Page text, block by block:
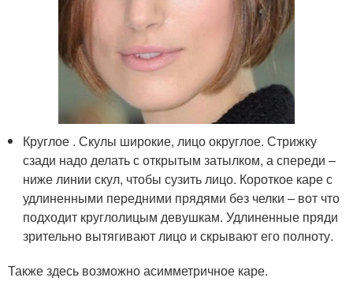
Круглое . Скулы широкие, лицо округлое. Стрижку
сзади надо делать с открытым затылком, а спереди –
ниже линии скул, чтобы сузить лицо. Короткое каре с
удлиненными передними прядями без челки – вот что
подходит круглолицым девушкам. Удлиненные пряди
зрительно вытягивают лицо и скрывают его полноту.
Также здесь возможно асимметричное каре.